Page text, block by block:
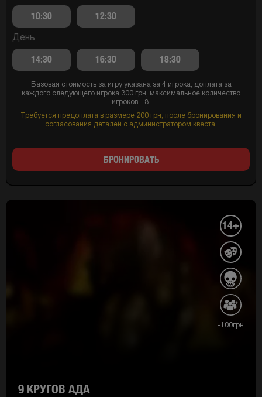
10:30 12:30
День
14:30 16:30 18:30
Базовая стоимость за игру указана за 4 игрока, доплата за
каждого следующего игрока 300 грн, максимальное количество
игроков - 8.
Требуется предоплата в размере 200 грн, после бронирования и
согласования деталей с администратором квеста.
БРОНИРОВАТЬ
14+
-100грн
9 КРУГОВ АДА